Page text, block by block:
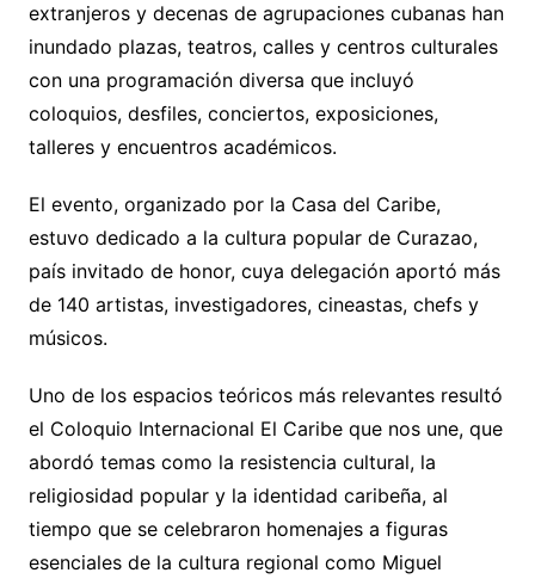
extranjeros y decenas de agrupaciones cubanas han
inundado plazas, teatros, calles y centros culturales
con una programación diversa que incluyó
coloquios, desfiles, conciertos, exposiciones,
talleres y encuentros académicos.
El evento, organizado por la Casa del Caribe,
estuvo dedicado a la cultura popular de Curazao,
país invitado de honor, cuya delegación aportó más
de 140 artistas, investigadores, cineastas, chefs y
músicos.
Uno de los espacios teóricos más relevantes resultó
el Coloquio Internacional El Caribe que nos une, que
abordó temas como la resistencia cultural, la
religiosidad popular y la identidad caribeña, al
tiempo que se celebraron homenajes a figuras
esenciales de la cultura regional como Miguel